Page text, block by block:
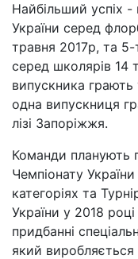
Найбільший успіх -
України серед
травня 2017р, та 5-
серед школярів 14
випускника грають
одна випускниця
лізі Запоріжжя.
Команди планують
Чемпіонату
категоріях та
України у 2018
придбанні
який виробляється